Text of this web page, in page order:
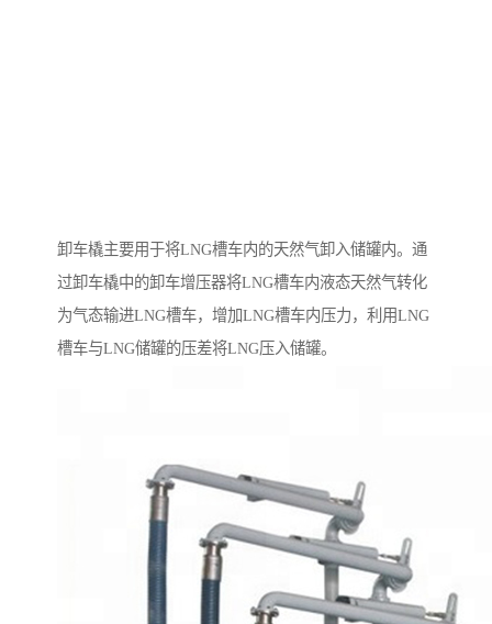
卸车橇主要用于将LNG槽车内的天然气卸入储罐内。通
过卸车橇中的卸车增压器将LNG槽车内液态天然气转化
为气态输进LNG槽车，增加LNG槽车内压力，利用LNG
槽车与LNG储罐的压差将LNG压入储罐。